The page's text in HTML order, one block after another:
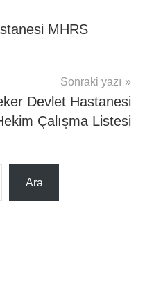
MHRS
Sonraki yazı
Devlet Hastanesi
Çalışma Listesi
Ara